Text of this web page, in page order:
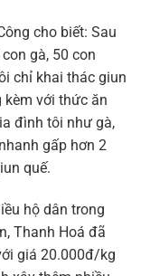
cho biết: Sau
gà, 50 con
chỉ khai thác giun
kèm với thức ăn
đình tôi như gà,
gấp hơn 2
quế.
hộ dân trong
Thanh Hoá đã
giá 20.000đ/kg